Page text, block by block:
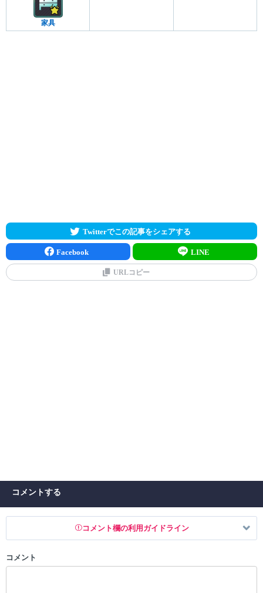
家具
Twitterでこの記事をシェアする
Facebook LINE
URLコピー
コメントする
コメント欄の利用ガイドライン
以下の書き込みを禁止とし、場合によってはコメント削除や書き込み制
コメント